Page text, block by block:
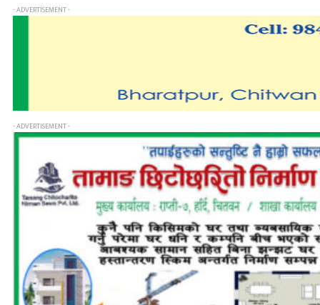
- ADVERTISEMENT -
- ADVERTISEMENT -